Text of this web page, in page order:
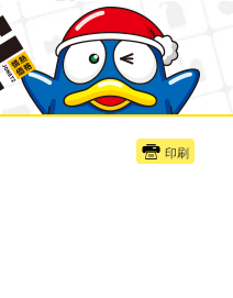
印刷